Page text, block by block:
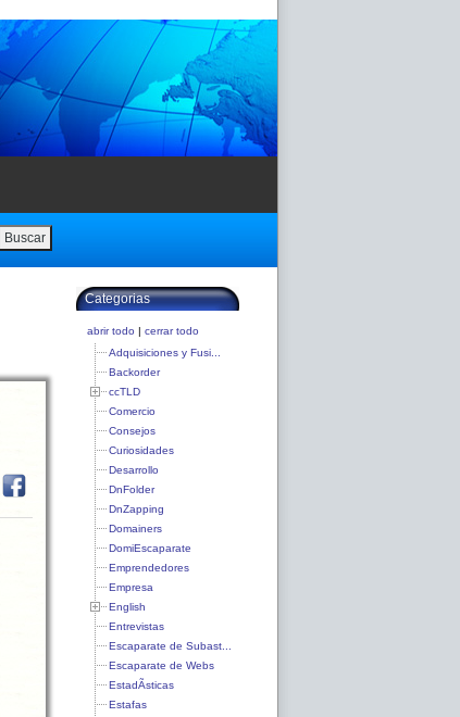
Buscar
Categorias
abrir todo | cerrar todo
Adquisiciones y Fusi...
Backorder
ccTLD
Comercio
Consejos
Curiosidades
Desarrollo
DnFolder
DnZapping
Domainers
DomiEscaparate
Emprendedores
Empresa
English
Entrevistas
Escaparate de Subast...
Escaparate de Webs
EstadÃ­sticas
Estafas